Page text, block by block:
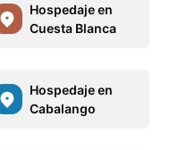
Hospedaje en
Cuesta Blanca
Hospedaje en
Cabalango